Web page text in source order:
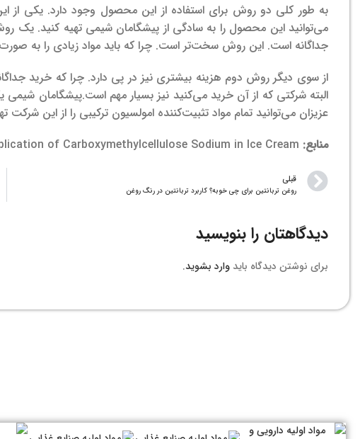
به طور کلی دو روش برای استفاده از این محصول وجود دارد. یکی از
می‌توانید این محصول را به سادگی از پیشگامان شیمی تهیه کنید. یک
جداگانه است. این روش سخت‌تر است. چرا که باید مواد زیادی را به صورت
از سوی دیگر روش دوم هزینه بیشتری نیز در پی دارد. چرا که خرید
البته شرکتی که از آن خرید می‌کنید نیز بسیار مهم است.پیشگامان شیمی
عزیزان می‌توانید تمام مواد تثبیت‌کننده امولسیون ترکیبی را از این
منابع: of Carboxymethylcellulose Sodium in Ice Cream
قبلی
روغن تربانتین برای چی خوبه؟ کاربرد تربانتین در رنگ روغن
دیدگاهتان را بنویسید
برای نوشتن دیدگاه باید وارد بشوید.